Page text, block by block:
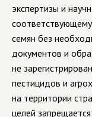
экспертизы и
семян без
документов и
не
пестицидов и
на территории
целей